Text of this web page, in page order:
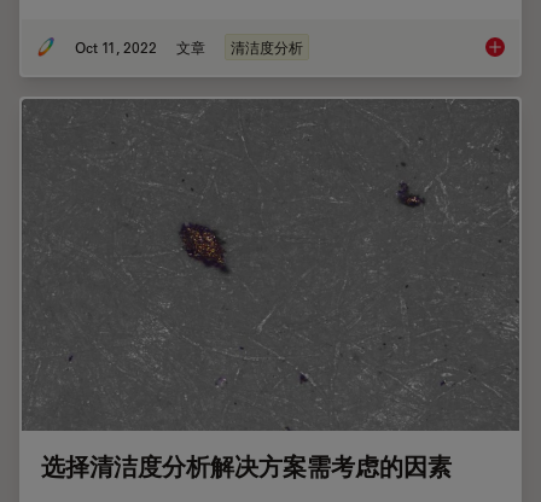
Oct 11, 2022 文章 清洁度分析 确定颗
选择清洁度分析解决方案需考虑的因素